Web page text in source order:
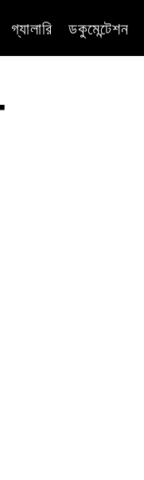
গ্যালারি ডকুমেন্টেশন